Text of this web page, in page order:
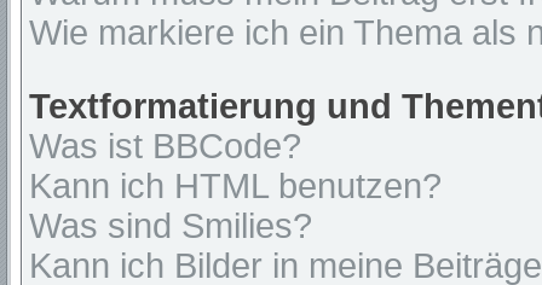
Wie markiere ich ein Thema als
Textformatierung und
Was ist BBCode?
Kann ich HTML benutzen?
Was sind Smilies?
Kann ich Bilder in meine